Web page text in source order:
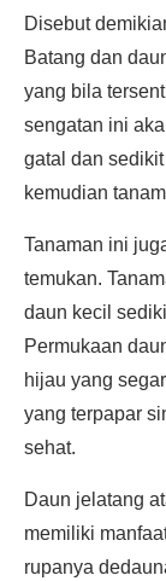
Disebut
Batang dan
yang bila
sengatan ini
gatal dan
kemudian
Tanaman ini
temukan.
daun kecil
Permukaan
hijau yang
yang terpapar
sehat.
Daun jelatang
memiliki
rupanya